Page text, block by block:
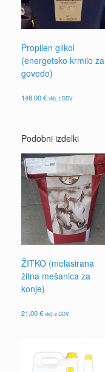
Propilen glikol
(energetsko krmilo za
govedo)
148,00€ vklj. z DDV
Podobni izdelki
ŽITKO (melasirana
žitna mešanica za
konje)
21,00€ vklj. z DDV